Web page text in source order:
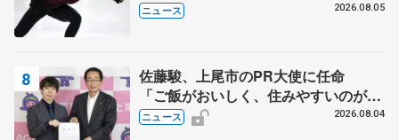
ニュース 2026.08.05
佐藤駿、上尾市のPR大使に任命
「ご飯がおいしく、住みやすいのが魅
力」
ニュース 2026.08.04